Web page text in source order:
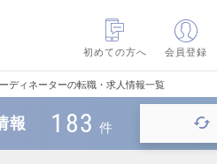
初めての方へ
会員登録
ディネーターの転職・求人情報一覧
報 183 件